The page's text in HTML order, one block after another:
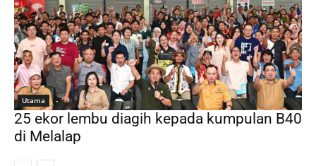
Utama
25 ekor lembu diagih kepada kumpulan B40
di Melalap